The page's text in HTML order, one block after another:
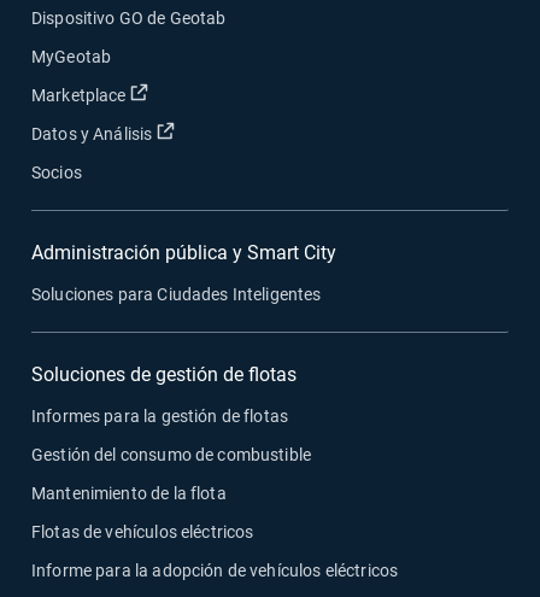
Dispositivo GO de Geotab
MyGeotab
Marketplace
Abrir en una nueva ventana
Datos y Análisis Abrir en una nueva ventana
Socios
Administración pública y Smart City
Soluciones para Ciudades Inteligentes
Soluciones de gestión de flotas
Informes para la gestión de flotas
Gestión del consumo de combustible
Mantenimiento de la flota
Flotas de vehículos eléctricos
Informe para la adopción de vehículos eléctricos